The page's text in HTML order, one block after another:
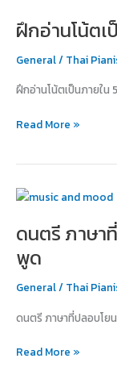
ฝึกอ่านโน้ตเ
General/ Thai
ฝึกอ่านโน้ตเป็นภายใ
โน้ต
ภายใน
นาที
Read More »
ดนตรี ภาษา
พูด
General/ Thai
ดนตรี ภาษาที่ปลอบโย
ดนตรี
ที่
ได้
โดย
ต้อง
คำ
Read More »